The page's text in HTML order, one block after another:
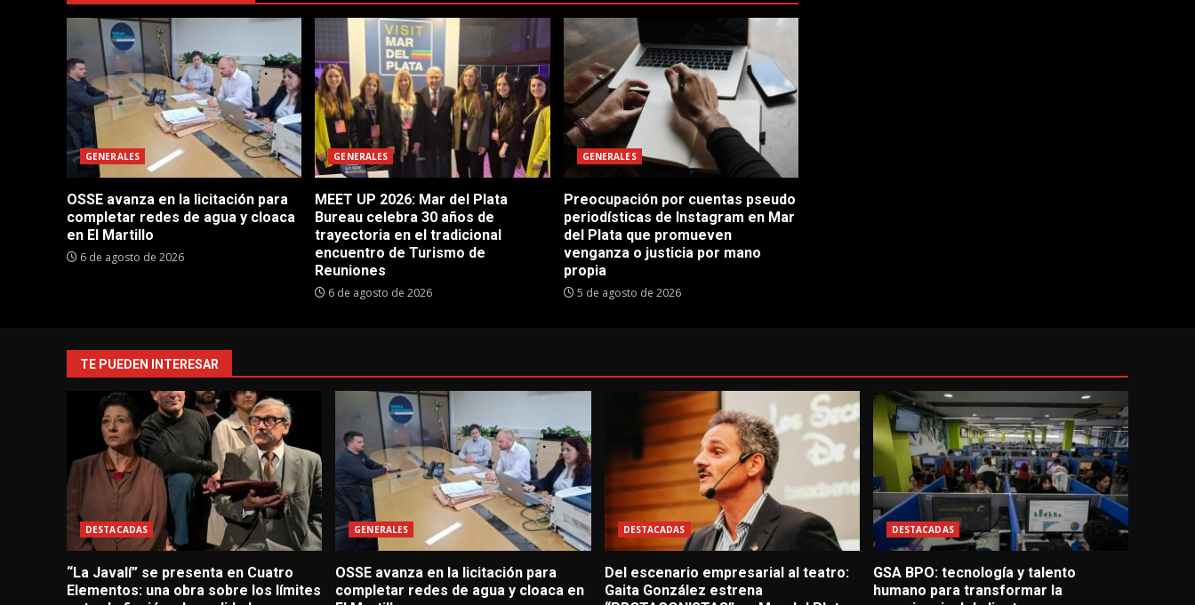
GENERALES
OSSE avanza en la licitación para
completar redes de agua y cloaca
en El Martillo
6 de agosto de 2026
GENERALES
MEET UP 2026: Mar del Plata
Bureau celebra 30 años de
trayectoria en el tradicional
encuentro de Turismo de
Reuniones
6 de agosto de 2026
GENERALES
Preocupación por cuentas pseudo
periodísticas de Instagram en Mar
del Plata que promueven
venganza o justicia por mano
propia
5 de agosto de 2026
TE PUEDEN INTERESAR
DESTACADAS
“La Javalí” se presenta en Cuatro
Elementos: una obra sobre los límites
GENERALES
OSSE avanza en la licitación para
completar redes de agua y cloaca en
DESTACADAS
Del escenario empresarial al teatro:
Gaita González estrena
DESTACADAS
GSA BPO: tecnología y talento
humano para transformar la